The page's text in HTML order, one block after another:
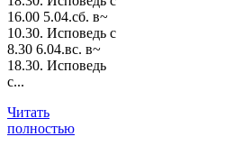
16.00 5.04.сб. в~
10.30. Исповедь с
8.30 6.04.вс. в~
18.30. Исповедь
с...
Читать
полностью